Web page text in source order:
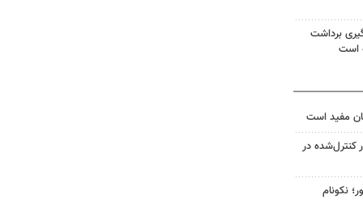
برداشت
است
مفید است
کنترل‌شده در
نکونام